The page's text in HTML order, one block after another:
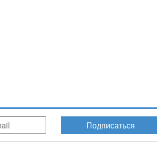
Подписаться